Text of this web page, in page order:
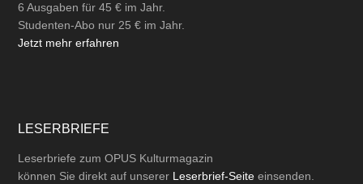
6 Ausgaben für 45 € im Jahr.
Studenten-Abo nur 25 € im Jahr.
Jetzt mehr erfahren
LESERBRIEFE
Leserbriefe zum OPUS Kulturmagazin
können Sie direkt auf unserer Leserbrief-Seite einsenden.